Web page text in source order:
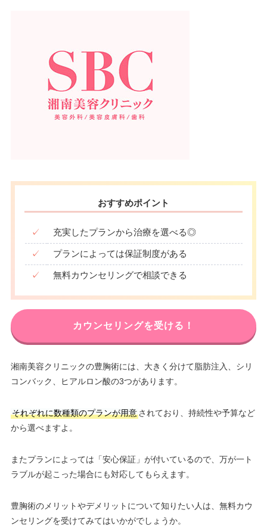
おすすめポイント
✓ 充実したプランから治療を選べる◎
✓ プランによっては保証制度がある
✓ 無料カウンセリングで相談できる
カウンセリングを受ける！
湘南美容クリニックの豊胸術には、大きく分けて脂肪注入、シリ
コンバック、ヒアルロン酸の3つがあります。
それぞれに数種類のプランが用意されており、持続性や予算など
から選べますよ。
またプランによっては「安心保証」が付いているので、万が一ト
ラブルが起こった場合にも対応してもらえます。
豊胸術のメリットやデメリットについて知りたい人は、無料カウ
ンセリングを受けてみてはいかがでしょうか。